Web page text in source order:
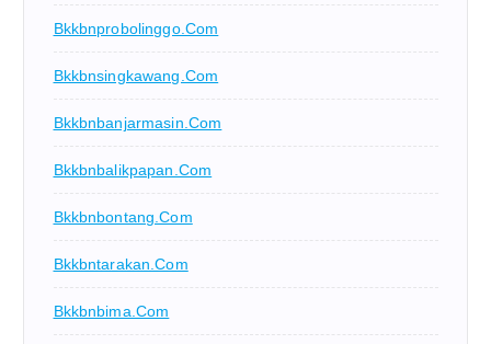
Bkkbnprobolinggo.com
Bkkbnsingkawang.com
Bkkbnbanjarmasin.com
Bkkbnbalikpapan.com
Bkkbnbontang.com
Bkkbntarakan.com
Bkkbnbima.com